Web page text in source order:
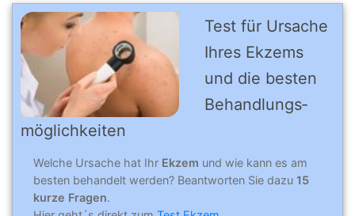
Test für Ursache
Ihres Ek­zems
und die bes­ten
Be­hand­lungs­
mög­lich­kei­ten
Welche Ursache hat Ihr Ekzem und wie kann es am
besten behandelt werden? Beantworten Sie dazu 15
kurze Fragen.